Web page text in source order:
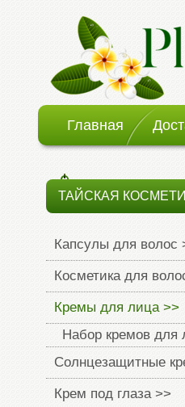
Главная
ТАЙСКАЯ
Капсулы для волос
Косметика для
Кремы для лица >>
Набор кремов для
Солнцезащитные
Крем под глаза >>